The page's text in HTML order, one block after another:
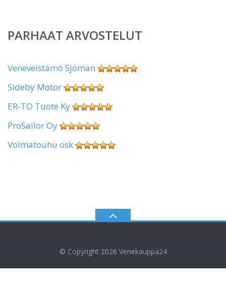
PARHAAT ARVOSTELUT
Veneveistämö Sjöman
Sideby Motor
ER-TO Tuote Ky
ProSailor Oy
Voimatouhu osk
© Copyright 2026 Venekauppa24